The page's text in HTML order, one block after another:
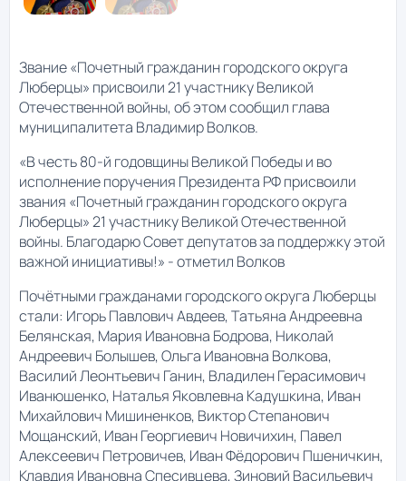
Звание «Почетный гражданин городского округа
Люберцы» присвоили 21 участнику Великой
Отечественной войны, об этом сообщил глава
муниципалитета Владимир Волков.
«В честь 80-й годовщины Великой Победы и во
исполнение поручения Президента РФ присвоили
звания «Почетный гражданин городского округа
Люберцы» 21 участнику Великой Отечественной
войны. Благодарю Совет депутатов за поддержку этой
важной инициативы!» - отметил Волков
Почётными гражданами городского округа Люберцы
стали: Игорь Павлович Авдеев, Татьяна Андреевна
Белянская, Мария Ивановна Бодрова, Николай
Андреевич Болышев, Ольга Ивановна Волкова,
Василий Леонтьевич Ганин, Владилен Герасимович
Иванюшенко, Наталья Яковлевна Кадушкина, Иван
Михайлович Мишиненков, Виктор Степанович
Мощанский, Иван Георгиевич Новичихин, Павел
Алексеевич Петровичев, Иван Фёдорович Пшеничкин,
Клавдия Ивановна Спесивцева, Зиновий Васильевич